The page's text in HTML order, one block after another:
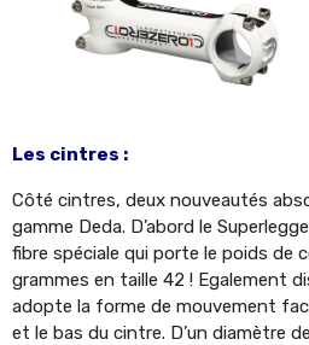
Les cintres :
Côté cintres, deux nouveautés
gamme Deda. D’abord le
fibre spéciale qui porte le poids de
grammes en taille 42 ! Egalement
adopte la forme de mouvement
et le bas du cintre. D’un diamètre